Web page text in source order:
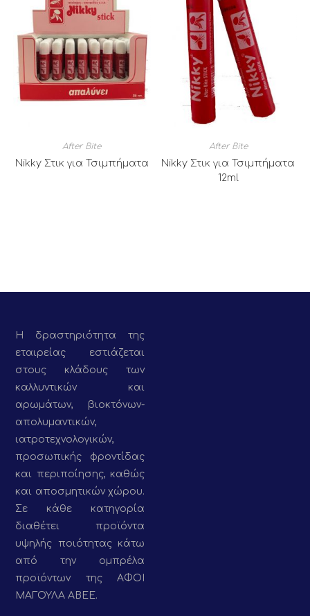
After Bite
Nikky Στικ για Τσιμπήματα
After Bite
Nikky Στικ για Τσιμπήματα
12ml
Η δραστηριότητα της
εταιρείας εστιάζεται
στους κλάδους των
καλλυντικών και
αρωμάτων, βιοκτόνων-
απολυμαντικών,
ιατροτεχνολογικών,
προσωπικής φροντίδας
και περιποίησης, καθώς
και αποσμητικών χώρου.
Σε κάθε κατηγορία
διαθέτει προϊόντα
υψηλής ποιότητας κάτω
από την ομπρέλα
προϊόντων της ΑΦΟΙ
ΜΑΓΟΥΛΑ ΑΒΕΕ.